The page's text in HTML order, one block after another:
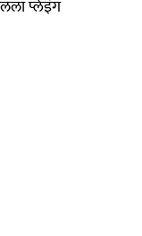
प्लेइंग